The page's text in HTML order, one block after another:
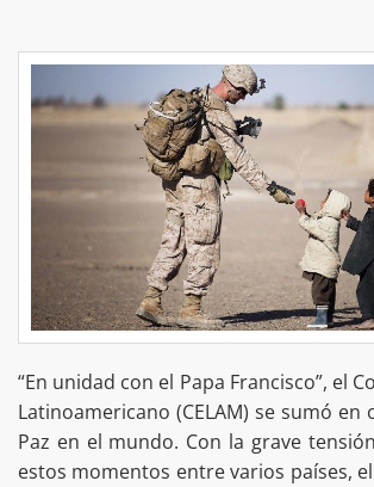
“En unidad con el Papa Francisco”, el
Latinoamericano (CELAM) se sumó en
Paz en el mundo. Con la grave
estos momentos entre varios países, el